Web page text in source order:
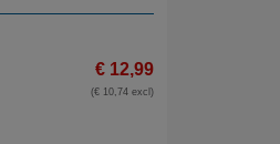
€ 12,99
(€ 10,74 excl)